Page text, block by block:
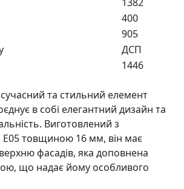
400
905
ДСП
1446
та стильний елемент
в собі елегантний дизайн та
Виготовлений з
E05 товщиною 16 мм, він має
фасадів, яка доповнена
що надає йому особливого